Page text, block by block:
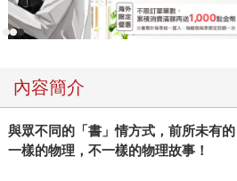
內容簡介
與眾不同的「書」情方式，前所未有的
一樣的物理，不一樣的物理故事！